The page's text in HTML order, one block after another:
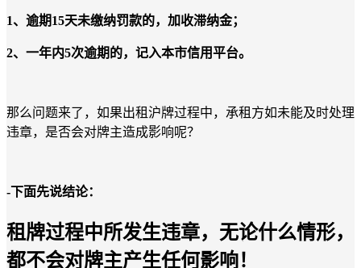
1、逾期15天未缴纳罚款的，加收滞纳金；
2、一年内5次逾期的，记入本市信用平台。
那么问题来了，如果出租沪牌过程中，承租方如未能及时处理
违章，是否会对牌主造成影响呢？
-下面先说结论：
租牌过程中所发生违章，无论什么情形，
都不会对牌主产生任何影响！